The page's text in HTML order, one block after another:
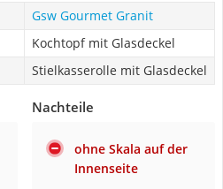
Gsw Gourmet Granit
Kochtopf mit Glasdeckel
Stielkasserolle mit Glasdeckel
Nachteile
ohne Skala auf der
Innenseite